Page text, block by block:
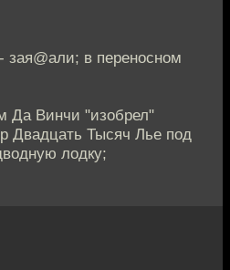
зая@али; в переносном
Да Винчи "изобрел"
Двадцать Тысяч Лье под
лодку;